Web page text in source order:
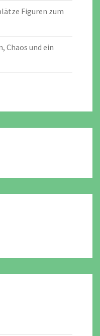
Figuren zum
Chaos und ein